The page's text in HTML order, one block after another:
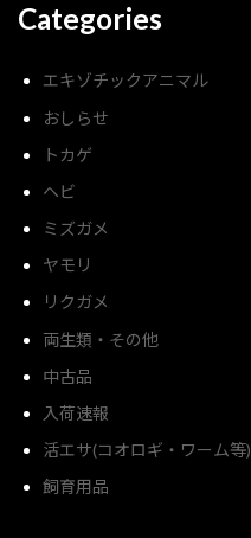
Categories
エキゾチックアニマル
おしらせ
トカゲ
ヘビ
ミズガメ
ヤモリ
リクガメ
両生類・その他
中古品
入荷速報
活エサ(コオロギ・ワーム等)
飼育用品